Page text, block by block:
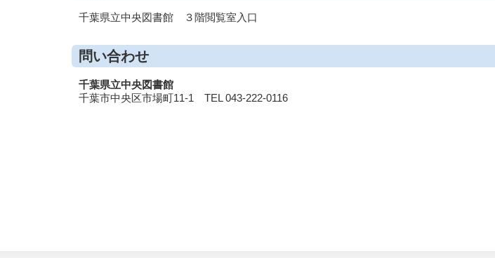
千葉県立中央図書館 ３階閲覧室入口
問い合わせ
千葉県立中央図書館
千葉市中央区市場町11-1 TEL 043-222-0116